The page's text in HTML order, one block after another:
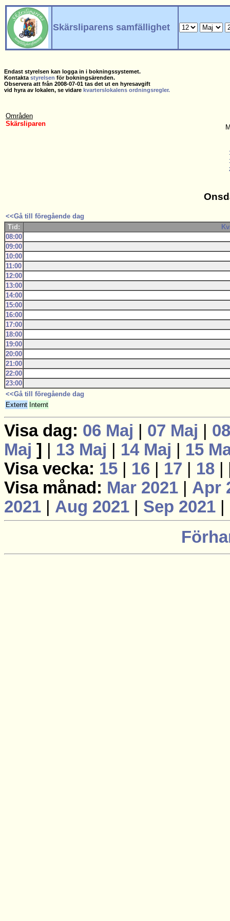
Skärsliparens samfällighet
Endast styrelsen kan logga in i bokningssystemet.
Kontaktastyrelsen för bokningsärenden.
Observera att från 2008-07-01 tas det ut en hyresavgift
vid hyra av lokalen, se vidare kvarterslokalens ordningsregler.
Områden
Skärsliparen
<<Gå till föregående dag
Tid:
08:00
09:00
10:00
11:00
12:00
13:00
14:00
15:00
16:00
17:00
18:00
19:00
20:00
21:00
22:00
23:00
<<Gå till föregående dag
Externt Internt
Visa dag: 06 Maj 07 Maj
Maj ] 13 Maj 14 Maj
15
Visa vecka: 15 16 17 18
Visa månad: Mar 2021
Apr
2021
Aug 2021 Sep 2021